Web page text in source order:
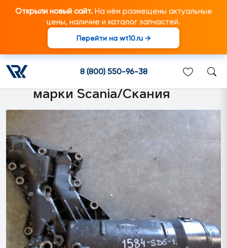
Открыли новый сайт.На нём размещены актуальные
цены, наличие и каталог запчастей.
Перейти на wt10.ru →
8 (800) 550-96-38
1769416 Корпус масляного
фильтра в сборе D13
подходит для грузовиков
марки Scania/Скания